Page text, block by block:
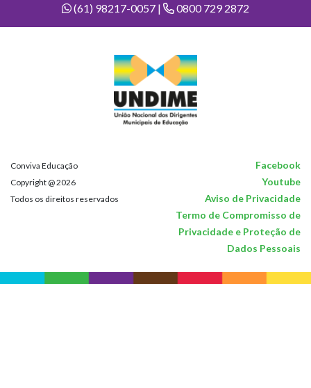
(61) 98217-0057 |
0800 729 2872
Conviva Educação Facebook
Copyright @ 2026 Youtube
Todos os direitos reservados
Aviso de Privacidade
Termo de Compromisso de
Privacidade e Proteção de
Dados Pessoais